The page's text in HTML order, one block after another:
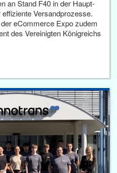
an Stand F40 in der Haupt­
Versandprozesse.
eCommerce Expo zudem
des Vereinigten Königreichs